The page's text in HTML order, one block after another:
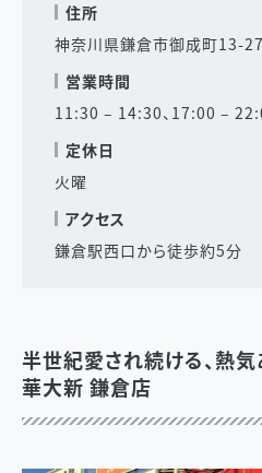
住所
神奈川県鎌倉市御成町13-27
営業時間
11:30 – 14:30、17:00 –
定休日
火曜
アクセス
鎌倉駅西口から徒歩約5分
半世紀愛され続ける、熱
華大新 鎌倉店